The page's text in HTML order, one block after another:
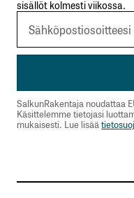
sisällöt kolmesti viikossa.
SalkunRakentaja noudattaa
Käsittelemme tietojasi
mukaisesti. Lue lisää